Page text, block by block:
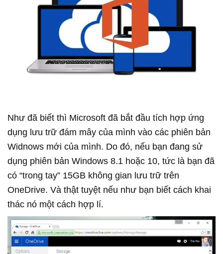
Như đã biết thì Microsoft đã bắt đầu tích hợp ứng
dụng lưu trữ đám mây của mình vào các phiên bản
Widnows mới của mình. Do đó, nếu bạn đang sử
dụng phiên bản Windows 8.1 hoặc 10, tức là bạn đã
có “trong tay” 15GB không gian lưu trữ trên
OneDrive. Và thật tuyệt nếu như bạn biết cách khai
thác nó một cách hợp lí.